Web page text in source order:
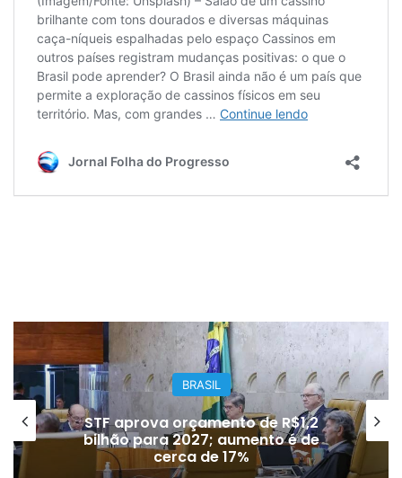
BRASIL
STF aprova orçamento de R$1,2
bilhão para 2027; aumento é de
cerca de 17%